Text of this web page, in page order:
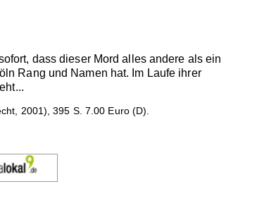
dass dieser Mord alles andere als ein
Rang und Namen hat. Im Laufe ihrer
2001), 395 S. 7.00 Euro (D).